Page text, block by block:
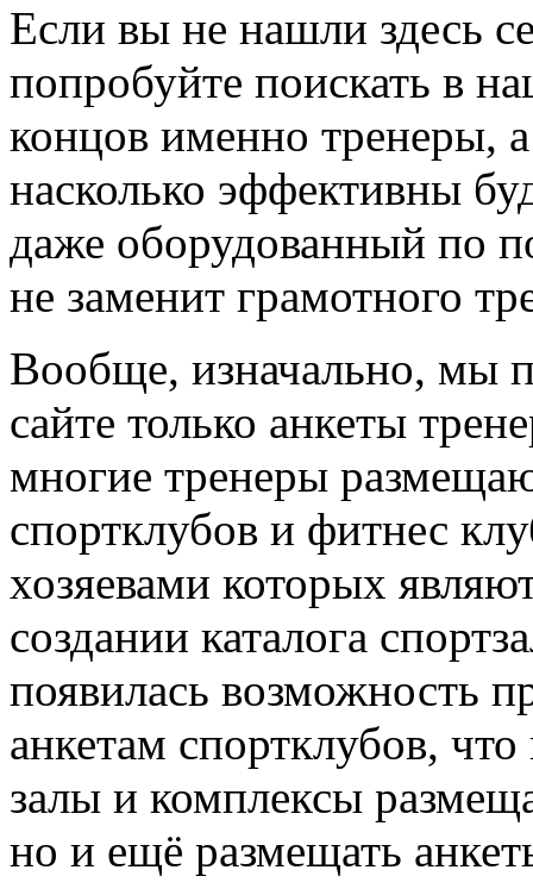
Если вы не нашли здесь
попробуйте поискать в
концов именно тренеры,
насколько эффективны
даже оборудованный по
не заменит грамотного
Вообще, изначально, мы
сайте только анкеты
многие тренеры
спортклубов и фитнес
хозяевами которых
создании каталога
появилась возможность
анкетам спортклубов,
залы и комплексы
но и ещё размещать